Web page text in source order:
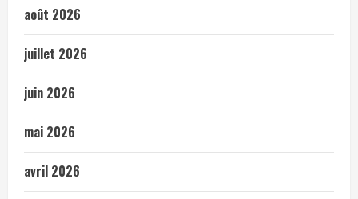
août 2026
juillet 2026
juin 2026
mai 2026
avril 2026